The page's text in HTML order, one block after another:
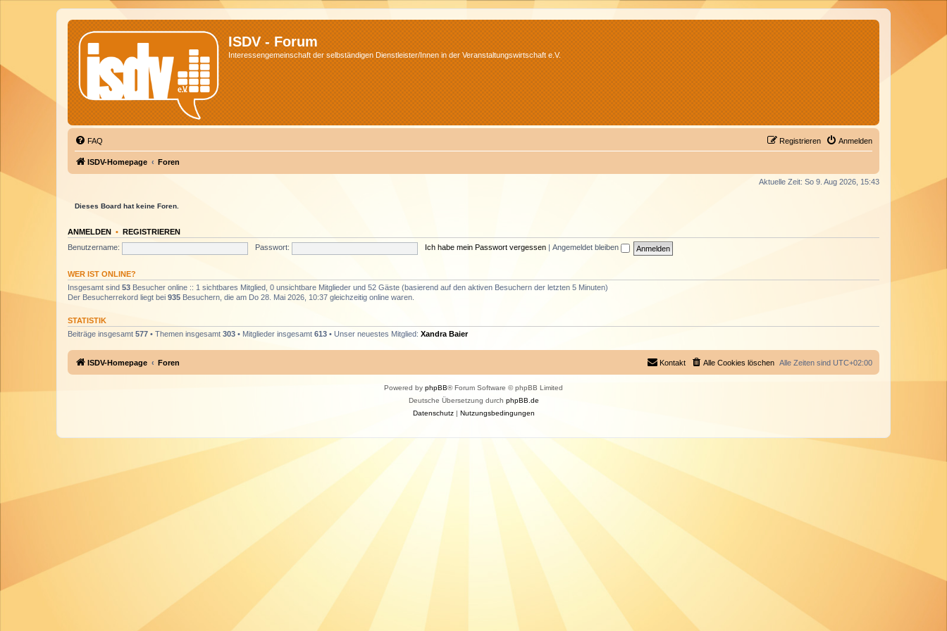
ISDV - Forum
Interessengemeinschaft der selbständigen Dienstleister/Innen in der Veranstaltungswirtschaft e.V.
FAQ Anmelden
Registrieren
ISDV-Homepage Foren
Aktuelle Zeit: So 9. Aug 2026, 15:43
Dieses Board hat keine Foren.
ANMELDEN • REGISTRIEREN
Benutzername:
Passwort: Ich habe mein Passwort vergessen Angemeldet bleiben
WER IST ONLINE?
Insgesamt sind 53 Besucher online :: 1 sichtbares Mitglied, 0 unsichtbare Mitglieder und 52 Gäste (basierend auf den aktiven Besuchern der letzten 5 Minuten)
Der Besucherrekord liegt bei 935 Besuchern, die am Do 28. Mai 2026, 10:37 gleichzeitig online waren.
STATISTIK
Beiträge insgesamt 577 • Themen insgesamt 303 • Mitglieder insgesamt 613 • Unser neuestes Mitglied: Xandra Baier
ISDV-Homepage Foren Alle Zeiten sind UTC+02:00
Alle Cookies löschen
Kontakt
Powered by phpBB® Forum Software © phpBB Limited
Deutsche Übersetzung durch phpBB.de
Datenschutz| Nutzungsbedingungen